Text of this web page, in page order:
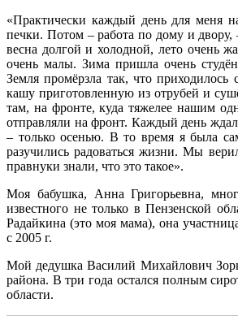
«Практически каждый день для меня
печки. Потом – работа по дому и
весна долгой и холодной, лето очень
очень малы. Зима пришла очень
Земля промёрзла так, что
кашу приготовленную из отрубей и
там, на фронте, куда тяжелее нашим
отправляли на фронт. Каждый день
– только осенью. В то время я была
разучились радоваться жизни. Мы
правнуки знали, что это такое».
Моя бабушка, Анна Григорьевна,
известного не только в Пензенской
Радайкина (это моя мама), она
с 2005 г.
Мой дедушка Василий Михайлович
района. В три года остался полным
области.